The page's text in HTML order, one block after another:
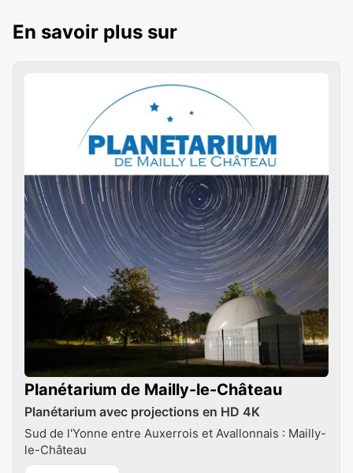
En savoir plus sur
Planétarium de Mailly-le-Château
Planétarium avec projections en HD 4K
Sud de l'Yonne entre Auxerrois et Avallonnais : Mailly-
le-Château